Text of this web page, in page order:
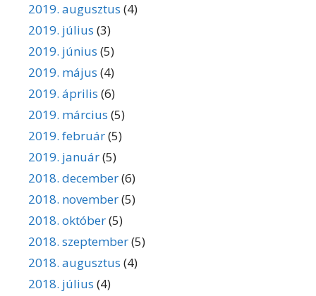
2019. augusztus (4)
2019. július (3)
2019. június (5)
2019. május (4)
2019. április (6)
2019. március (5)
2019. február(5)
2019. január(5)
2018. december(6)
2018. november(5)
2018. október(5)
2018. szeptember(5)
2018. augusztus (4)
2018. július (4)